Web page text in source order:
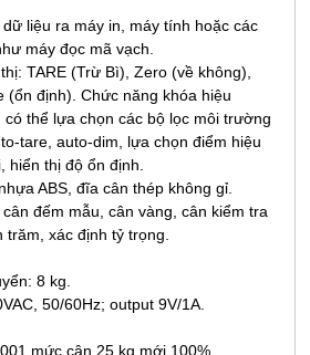
liệu ra máy in, máy tính hoặc các
máy đọc mã vạch.
TARE (Trừ Bì), Zero (về không),
(ổn định). Chức năng khóa hiệu
thể lựa chọn các bộ lọc môi trường
tare, auto-dim, lựa chọn điểm hiệu
hiển thị độ ổn định.
ABS, đĩa cân thép không gỉ.
đếm mẫu, cân vàng, cân kiểm tra
xác định tỷ trọng.
8 kg.
50/60Hz; output 9V/1A.
mức cân 25 kg mới 100%.